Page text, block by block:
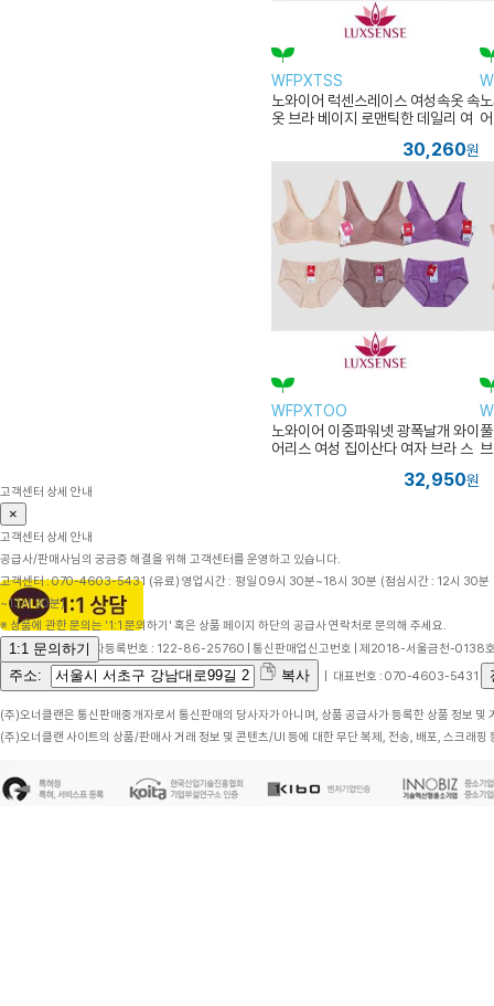
WFPXTSS
노와이어 럭센스레이스 여성속옷 속
옷 브라 베이지 로맨틱한 데일리 여
30,260원
WFPXTOO
노와이어 이중파워넷 광폭날개 와이
어리스 여성 집이산다 여자 브라 스
32,950원